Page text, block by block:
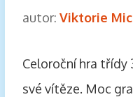
autor: Viktorie
Celoroční hra třídy
své vítěze. Moc